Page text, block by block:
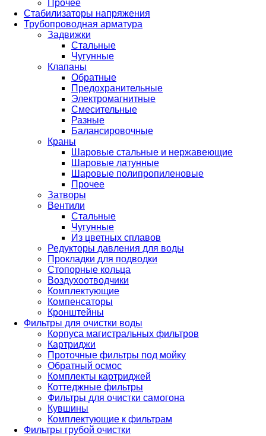
Прочее
Стабилизаторы напряжения
Трубопроводная арматура
Задвижки
Стальные
Чугунные
Клапаны
Обратные
Предохранительные
Электромагнитные
Смесительные
Разные
Балансировочные
Краны
Шаровые стальные и нержавеющие
Шаровые латунные
Шаровые полипропиленовые
Прочее
Затворы
Вентили
Стальные
Чугунные
Из цветных сплавов
Редукторы давления для воды
Прокладки для подводки
Стопорные кольца
Воздухоотводчики
Комплектующие
Компенсаторы
Кронштейны
Фильтры для очистки воды
Корпуса магистральных фильтров
Картриджи
Проточные фильтры под мойку
Обратный осмос
Комплекты картриджей
Коттеджные фильтры
Фильтры для очистки самогона
Кувшины
Комплектующие к фильтрам
Фильтры грубой очистки